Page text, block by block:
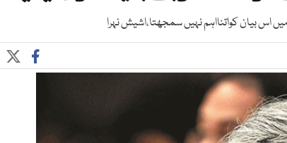
اس بیان کواتنااہم نہیں سمجھتا،اشیش نہرا